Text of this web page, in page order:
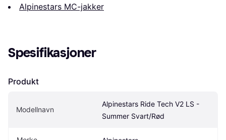
Alpinestars MC-jakker
Spesifikasjoner
Produkt
Modellnavn
Alpinestars Ride Tech V2 LS -
Summer Svart/Rød